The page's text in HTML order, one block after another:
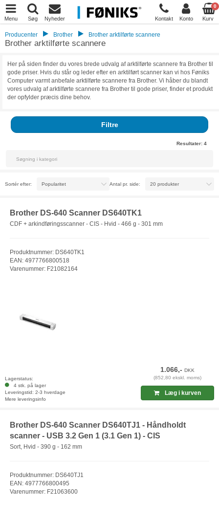
Menu Søg Nyheder Kontakt Konto
0
Kurv
Producenter Brother Brother arktilførte scannere
Brother arktilførte scannere
Her på siden finder du vores brede udvalg af arktilførte scannere fra Brother til
gode priser. Hvis du står og leder efter en arktilført scanner kan vi hos Føniks
Computer varmt anbefale arktilførte scannere fra Brother. Vi håber du blandt
vores udvalg af arktilførte scannere fra Brother til gode priser, finder et produkt
der opfylder præcis dine behov.
Filtre
Resultater: 4
Sortér efter: Antal pr. side:
Brother DS-640 Scanner DS640TK1
CDF + arkindføringsscanner - CIS - Hvid - 466 g - 301 mm
Produktnummer: DS640TK1
EAN: 4977766800518
Varenummer: F21082164
Lagerstatus:
4 stk. på lager
Leveringstid: 2-3 hverdage
Mere leveringsinfo
1.066,-DKK
(852,80 ekskl. moms)
Læg i kurven
Brother DS-640 Scanner DS640TJ1 - Håndholdt
scanner - USB 3.2 Gen 1 (3.1 Gen 1) - CIS
Sort, Hvid - 390 g - 162 mm
Produktnummer: DS640TJ1
EAN: 4977766800495
Varenummer: F21063600